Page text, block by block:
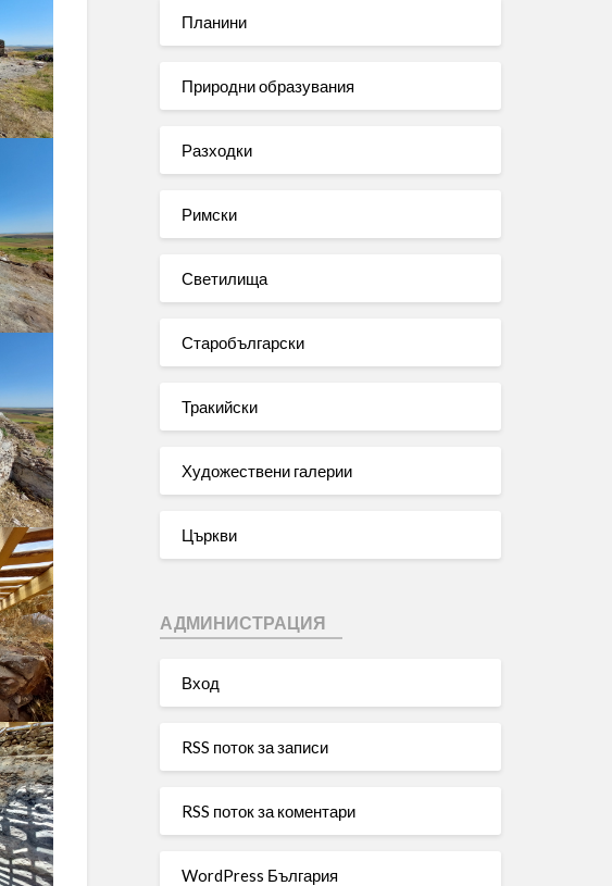
Планини
Природни образувания
Разходки
Римски
Светилища
Старобългарски
Тракийски
Художествени галерии
Църкви
АДМИНИСТРАЦИЯ
Вход
RSS поток за записи
RSS поток за коментари
WordPress България